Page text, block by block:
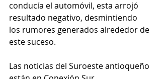
conducía el automóvil, esta arrojó
resultado negativo, desmintiendo
los rumores generados alrededor de
este suceso.
Las noticias del Suroeste antioqueño